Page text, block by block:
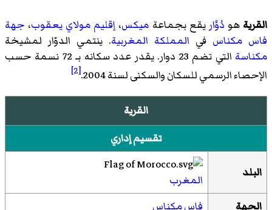
القرية هو دُوَّار يقع بجماعة ميكس، إقليم مولاي يعقوب، جهة
فاس مكناس في المملكة المغربية. ينتمي الدوّار لمشيخة
مكناسة
التي تضم 23 دوار. يقدر عدد سكانه بـ 72 نسمة حسب
الإحصاء الرسمي للسكان والسكنى لسنة 2004.
[2]
القرية
تقسيم إداري
البلد
المغرب
الجهة
فاس مكناس